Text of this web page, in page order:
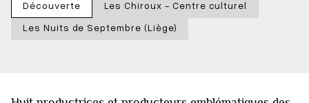
Découverte
Les Chiroux - Centre culturel
Les Nuits de Septembre (Liège)